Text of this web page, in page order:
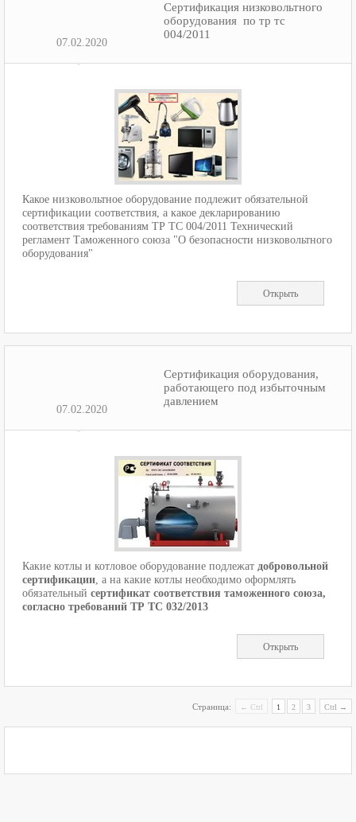
07.02.2020
Сертификация низковольтного
оборудования по тр тс
004/2011
Какое низковольтное оборудование подлежит обязательной
сертификации соответствия, а какое декларированию
соответствия требованиям ТР ТС 004/2011 Технический
регламент Таможенного союза "О безопасности низковольтного
оборудования"
Открыть
07.02.2020
Сертификация оборудования,
работающего под избыточным
давлением
Какие котлы и котловое оборудование подлежат добровольной
сертификации, а на какие котлы необходимо оформлять
обязательный сертификат соответствия таможенного союза,
согласно требований ТР ТС 032/2013
Открыть
Страница: ← Ctrl 1 2 3 Ctrl →